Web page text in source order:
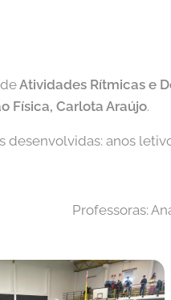
Atividades Rítmicas e
Física, Carlota Araújo.
anos
Professoras: